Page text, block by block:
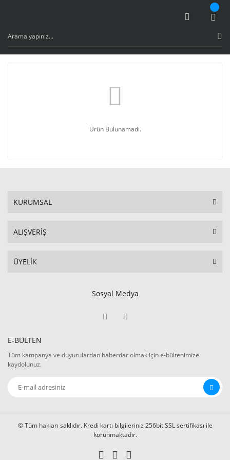
Ürün Bulunamadı.
KURUMSAL
ALIŞVERİŞ
ÜYELİK
Sosyal Medya
E-BÜLTEN
Tüm kampanya ve duyurulardan haberdar olmak için e-bültenimize
kaydolunuz.
© Tüm hakları saklıdır. Kredi kartı bilgileriniz 256bit SSL sertifikası ile
korunmaktadır.